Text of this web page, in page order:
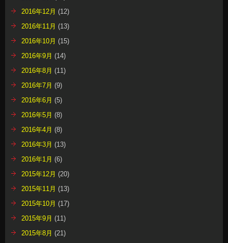
2016年12月 (12)
2016年11月 (13)
2016年10月 (15)
2016年9月 (14)
2016年8月 (11)
2016年7月 (9)
2016年6月 (5)
2016年5月 (8)
2016年4月 (8)
2016年3月 (13)
2016年1月 (6)
2015年12月 (20)
2015年11月 (13)
2015年10月 (17)
2015年9月 (11)
2015年8月 (21)